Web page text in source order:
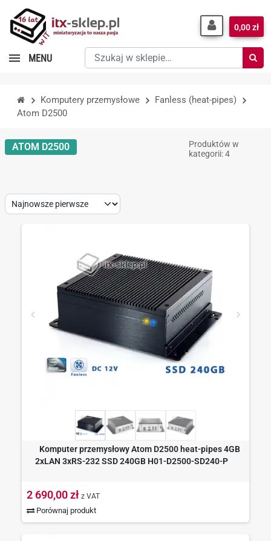
Szukaj
w
0,00 zł
MENU
Komputery przemysłowe
Fanless (heat-pipes)
Atom D2500
ATOM D2500
Produktów w
kategorii: 4
Sort
Komputer przemysłowy Atom D2500 heat-pipes 4GB
2xLAN 3xRS-232 SSD 240GB H01-D2500-SD240-P
2 690,00 zł z VAT
Porównaj produkt